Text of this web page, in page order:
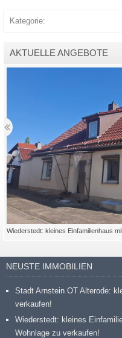
Kategorie:
AKTUELLE ANGEBOTE
Wiederstedt: kleines Einfamilienhaus
NEUSTE IMMOBILIEN
Stadt Arnstein OT Alterode:
verkaufen!
Wiederstedt: kleines
Wohnlage zu verkaufen!